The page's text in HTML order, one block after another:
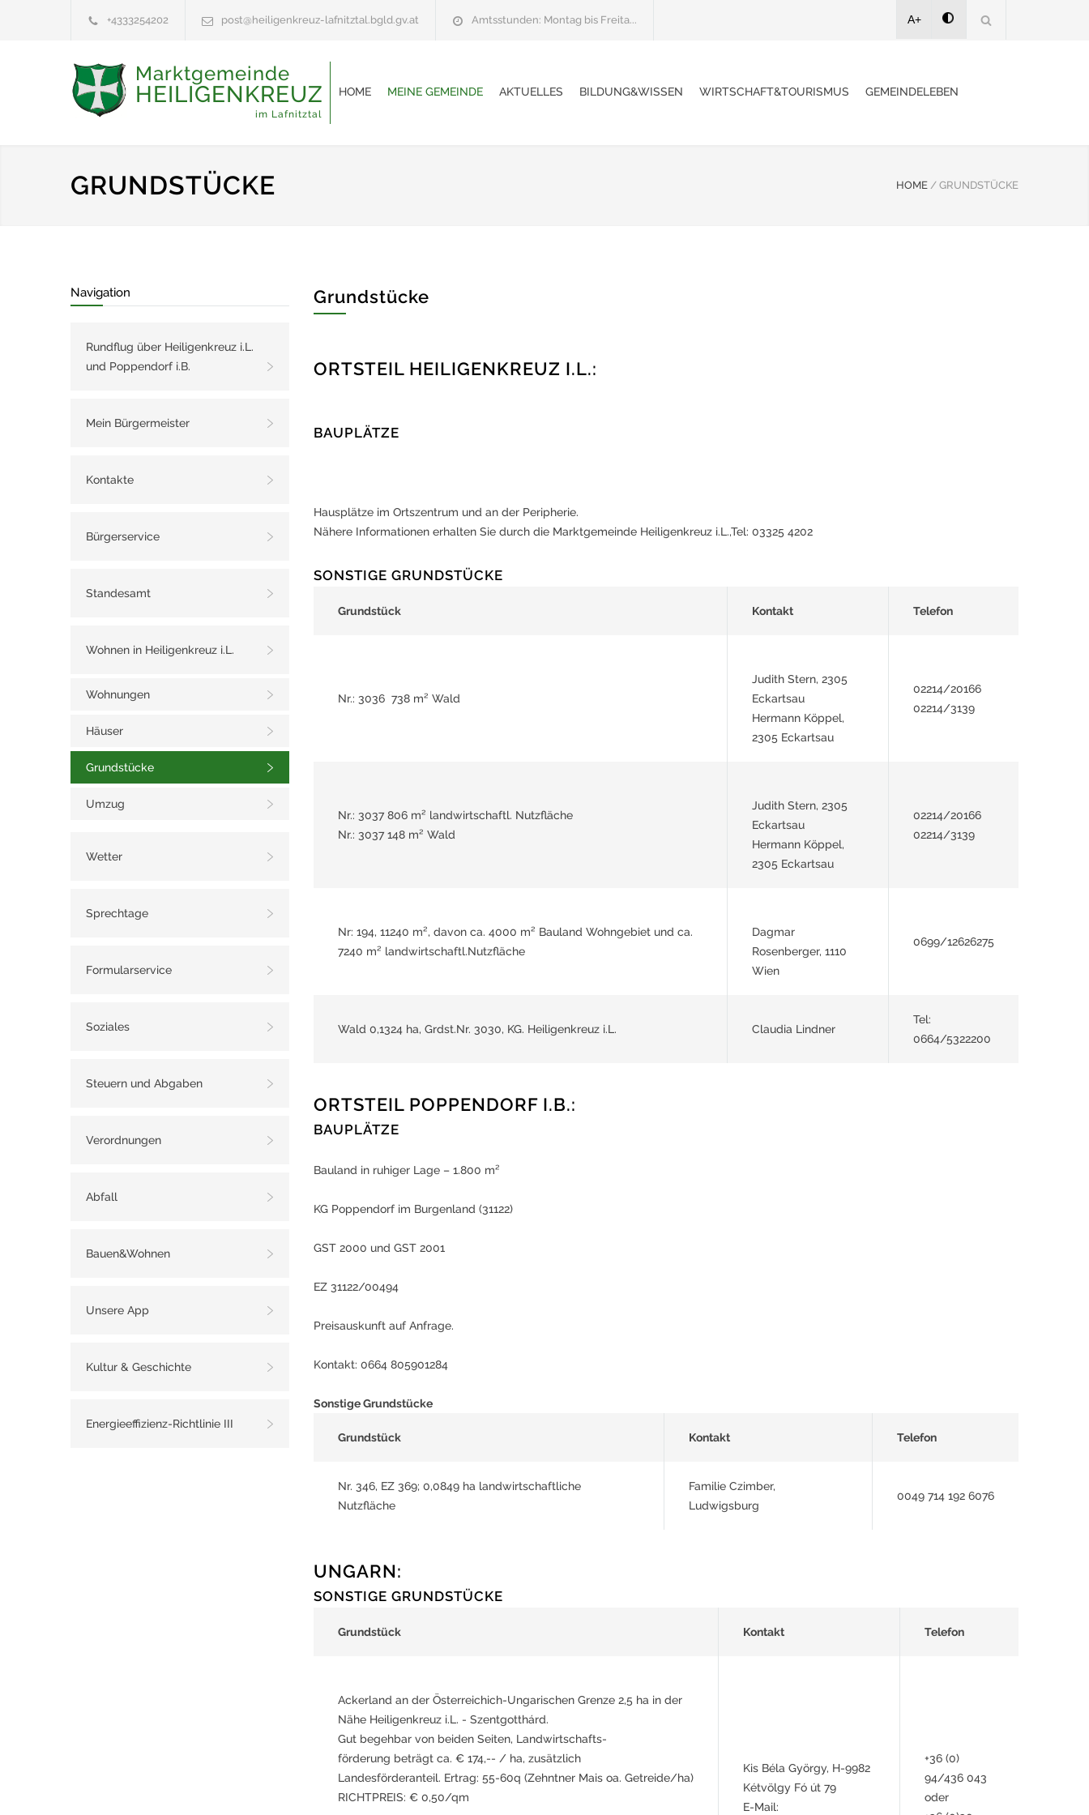
+4333254202 post@heiligenkreuz-lafnitztal.bgld.gv.at Amtsstunden: Montag bis Freita... A+
Marktgemeinde
HEILIGENKREUZ
im Lafnitztal
HOME MEINE GEMEINDE AKTUELLES BILDUNG&WISSEN WIRTSCHAFT&TOURISMUS GEMEINDELEBEN
GRUNDSTÜCKE HOME / GRUNDSTÜCKE
Navigation
Rundflug über Heiligenkreuz i.L.
und Poppendorf i.B.
Mein Bürgermeister
Kontakte
Bürgerservice
Standesamt
Wohnen in Heiligenkreuz i.L.
Wohnungen
Häuser
Grundstücke
Umzug
Wetter
Sprechtage
Formularservice
Soziales
Steuern und Abgaben
Verordnungen
Abfall
Bauen&Wohnen
Unsere App
Kultur & Geschichte
Energieeffizienz-Richtlinie III
Grundstücke
ORTSTEIL HEILIGENKREUZ I.L.:
BAUPLÄTZE
Hausplätze im Ortszentrum und an der Peripherie.
Nähere Informationen erhalten Sie durch die Marktgemeinde Heiligenkreuz i.L.,Tel: 03325 4202
SONSTIGE GRUNDSTÜCKE
Grundstück Kontakt Telefon
Nr.: 3036 738 m² Wald
Judith Stern, 2305
Eckartsau
Hermann Köppel,
2305 Eckartsau
02214/20166
02214/3139
Nr.: 3037 806 m² landwirtschaftl. Nutzfläche
Nr.: 3037 148 m² Wald
Judith Stern, 2305
Eckartsau
Hermann Köppel,
2305 Eckartsau
02214/20166
02214/3139
Nr: 194, 11240 m², davon ca. 4000 m² Bauland Wohngebiet und ca.
7240 m² landwirtschaftl.Nutzfläche
Dagmar
Rosenberger, 1110
Wien
0699/12626275
Wald 0,1324 ha, Grdst.Nr. 3030, KG. Heiligenkreuz i.L. Claudia Lindner
Tel:
0664/5322200
ORTSTEIL POPPENDORF I.B.:
BAUPLÄTZE
Bauland in ruhiger Lage – 1.800 m²
KG Poppendorf im Burgenland (31122)
GST 2000 und GST 2001
EZ 31122/00494
Preisauskunft auf Anfrage.
Kontakt: 0664 805901284
Sonstige Grundstücke
Grundstück Kontakt Telefon
Nr. 346, EZ 369; 0,0849 ha landwirtschaftliche
Nutzfläche
Familie Czimber,
Ludwigsburg
0049 714 192 6076
UNGARN:
SONSTIGE GRUNDSTÜCKE
Grundstück Kontakt Telefon
Ackerland an der Österreichich-Ungarischen Grenze 2,5 ha in der
Nähe Heiligenkreuz i.L. - Szentgotthárd.
Gut begehbar von beiden Seiten, Landwirtschafts-
förderung beträgt ca. € 174,-- / ha, zusätzlich
Landesförderanteil. Ertrag: 55-60q (Zehntner Mais oa. Getreide/ha)
RICHTPREIS: € 0,50/qm
Kis Béla György, H-9982
Kétvölgy Fó út 79
E-Mail:
+36 (0)
94/436 043
oder